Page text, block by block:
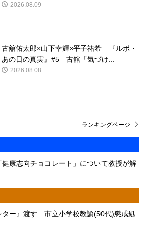
2026.08.09
古舘佑太郎×山下幸輝×平子祐希 『ルポ・
あの日の真実』#5 古舘「気づけ...
2026.08.08
康志向チョコレート」について教授が解
ター』渡す 市立小学校教諭(50代)懲戒処
ランキングページ